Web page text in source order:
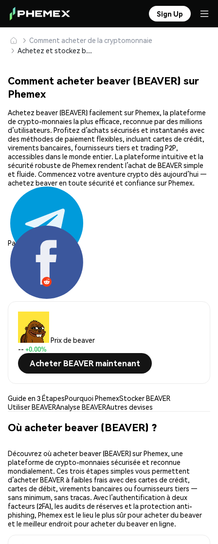
Sign Up
Comment acheter de la cryptomonnaie
Achetez et stockez beaver (BEAVER) en toute sécurité
Comment acheter beaver (BEAVER) sur
Phemex
Achetez beaver (BEAVER) facilement sur Phemex, la plateforme
de crypto-monnaies la plus efficace, reconnue par des millions
d’utilisateurs. Profitez d’achats sécurisés et instantanés avec
des méthodes de paiement flexibles, incluant cartes de crédit,
virements bancaires, fournisseurs tiers et trading P2P,
accessibles dans le monde entier. La plateforme intuitive et la
sécurité robuste de Phemex rendent l’achat de BEAVER simple
et fluide. Commencez votre aventure crypto dès aujourd’hui —
achetez beaver en toute sécurité et confiance sur Phemex.
Partager:
Prix de beaver
-- +0.00%
Acheter BEAVER maintenant
Guide en 3 ÉtapesPourquoi PhemexStocker BEAVER
Utiliser BEAVERAnalyse BEAVERAutres devises
Où acheter beaver (BEAVER) ?
Découvrez où acheter beaver (BEAVER) sur Phemex, une
plateforme de crypto-monnaies sécurisée et reconnue
mondialement. Ces trois étapes simples vous permettent
d’acheter BEAVER à faibles frais avec des cartes de crédit,
cartes de débit, virements bancaires ou fournisseurs tiers —
sans minimum, sans tracas. Avec l’authentification à deux
facteurs (2FA), les audits de réserves et la protection anti-
phishing, Phemex est le lieu le plus sûr pour acheter du beaver
et le meilleur endroit pour acheter du beaver en ligne.